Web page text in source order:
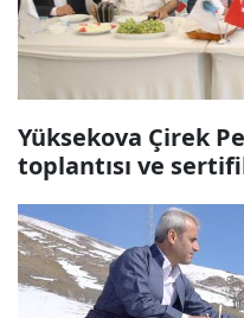
Yüksekova Çirek
toplantısı ve